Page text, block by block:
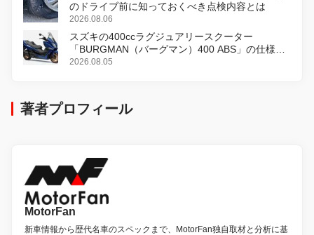
のドライブ前に知っておくべき点検内容とは
2026.08.06
スズキの400ccラグジュアリースクーター
「BURGMAN（バーグマン）400 ABS」の仕様を
変更し、8月18日に発売
2026.08.05
著者プロフィール
MotorFan
新車情報から歴代名車のスペックまで、MotorFan独自取材と分析に基